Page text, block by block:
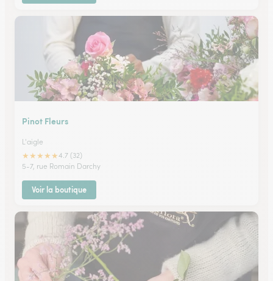
Pinot Fleurs
L'aigle
★★★★★4.7 (32)
5-7, rue Romain Darchy
Voir la boutique